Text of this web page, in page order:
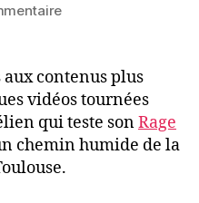
sur
contenus plus
vidéos tournées
qui teste sonRage
chemin humide de la